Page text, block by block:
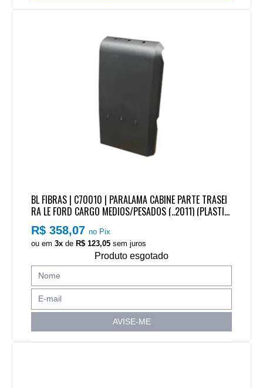
BL FIBRAS | C70010 | PARALAMA CABINE PARTE TRASEI
RA LE FORD CARGO MEDIOS/PESADOS (..2011) (PLASTIC
O)
R$ 358,07no Pix
ou em3x deR$ 123,05 sem juros
Produto esgotado
AVISE-ME